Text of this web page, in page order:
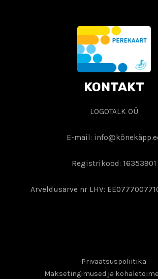
KONTAKT
LOGOTALK OÜ
E-mail:
Registrikood: 16353901
Arveldusarve nr LHV:
Privaatsuspoliitika
Maksetingimused ja